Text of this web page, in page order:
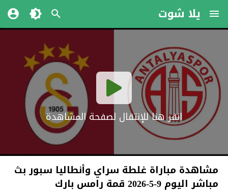
يلا شوت
انقر هنا للإنتقال لصفحة المشاهدة
مشاهدة مباراة غلطة سراي وأنطاليا سبور بث
مباشر اليوم 9-5-2026 قمة رامس بارك